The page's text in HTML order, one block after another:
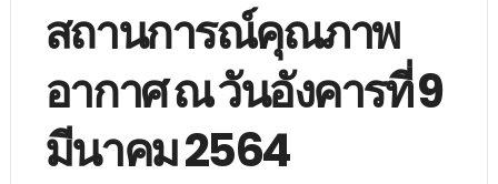
สถานการณ์คุณภาพ
อากาศ ณ วันอังคารที่ 9
มีนาคม 2564